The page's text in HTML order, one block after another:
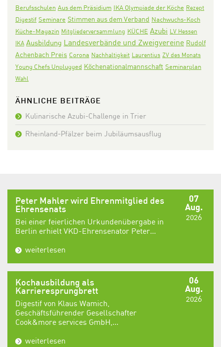
Berufsschulen Aus dem Präsidium IKA Olympiade der Köche Rezept
Digestif Seminare Stimmen aus dem Verband Nachwuchs-Koch
Küche-Magazin Mitgliederversammlung KÜCHE Azubi LV Hessen
IKA Ausbildung Landesverbände und Zweigvereine Rudolf
Achenbach Preis Corona Nachhaltigkeit Laurentius ZV des Monats
Young Chefs Unplugged Köchenationalmannschaft Seminarplan
Wahl
ÄHNLICHE BEITRÄGE
Kulinarische Azubi-Challenge in Trier
Rheinland-Pfälzer beim Jubiläumsausflug
07
Aug.
2026
Peter Mahler wird Ehrenmitglied des
Ehrensenats
Bei einer feierlichen Urkundenübergabe in
Berlin erhielt VKD-Ehrensenator Peter...
weiterlesen
06
Aug.
2026
Kochausbildung als
Karrieresprungbrett
Digestif von Klaus Wamich,
Geschäftsführender Gesellschafter
Cook&more services GmbH,...
weiterlesen